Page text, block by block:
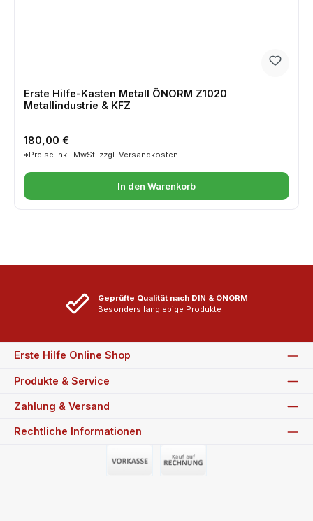
Erste Hilfe-Kasten Metall ÖNORM Z1020
Metallindustrie & KFZ
Regulärer Preis:
180,00 €
*Preise inkl. MwSt. zzgl. Versandkosten
In den Warenkorb
Geprüfte Qualität nach DIN & ÖNORM
Besonders langlebige Produkte
Erste Hilfe Online Shop
Produkte & Service
Zahlung & Versand
Rechtliche Informationen